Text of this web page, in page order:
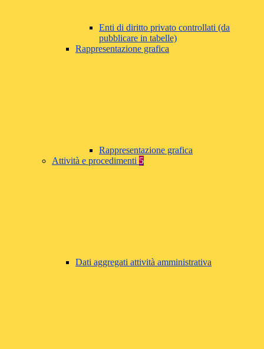
Enti di diritto privato controllati (da
pubblicare in tabelle)
Rappresentazione grafica
Rappresentazione grafica
Attività e procedimenti 5
Dati aggregati attività amministrativa